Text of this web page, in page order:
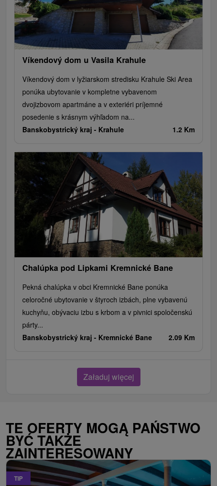
Víkendový dom u Vasila Krahule
Víkendový dom v lyžiarskom stredisku Krahule Ski Area
ponúka ubytovanie v kompletne vybavenom
dvojizbovom apartmáne a v exteriéri príjemné
posedenie s krásnym výhľadom na...
Banskobystrický kraj - Krahule 1.2 Km
Chalúpka pod Lipkami Kremnické Bane
Pekná chalúpka v obci Kremnické Bane ponúka
celoročné ubytovanie v štyroch izbách, plne vybavenú
kuchyňu, obývaciu izbu s krbom a v pivnici spoločenskú
párty...
Banskobystrický kraj - Kremnické Bane 2.09 Km
Załaduj więcej
TE OFERTY MOGĄ PAŃSTWO
BYĆ TAKŻE
ZAINTERESOWANY
TIP